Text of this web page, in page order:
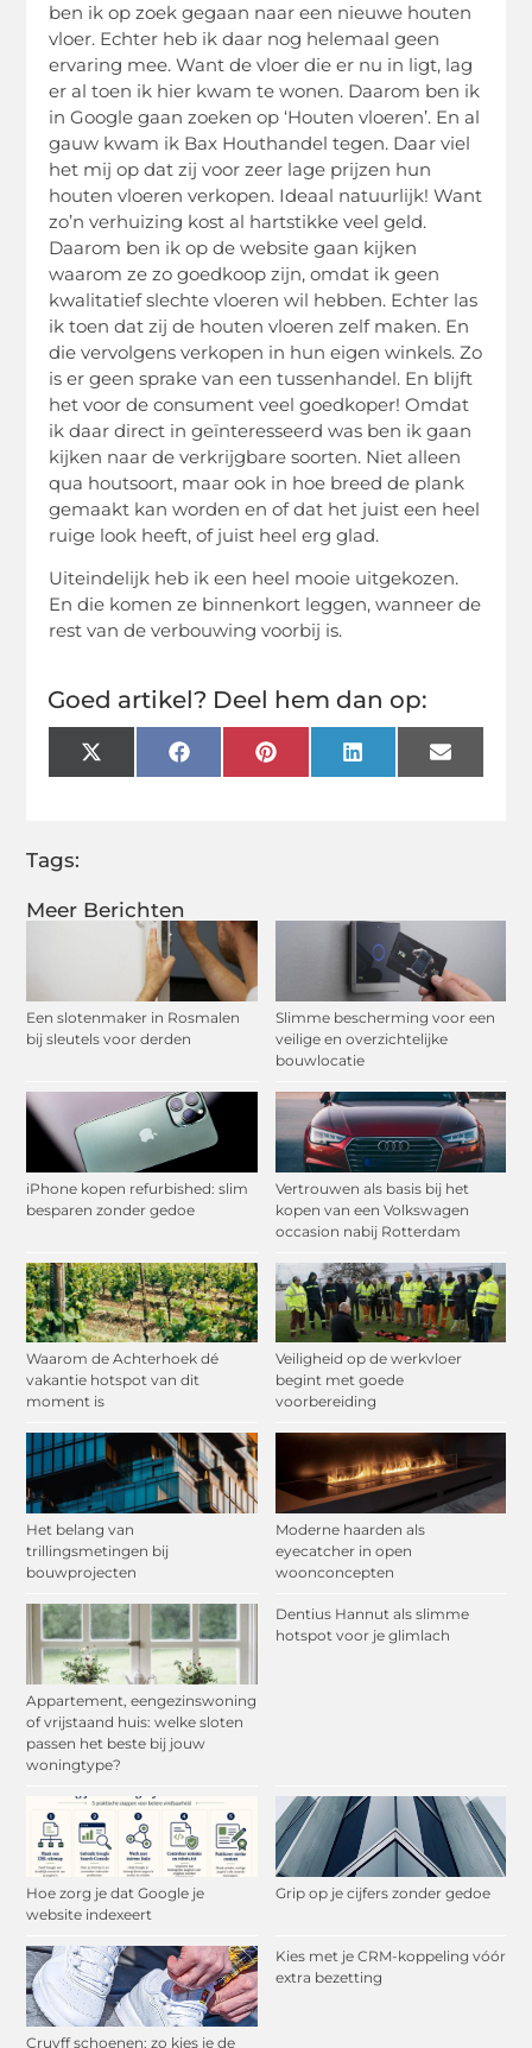
Meer Berichten
Een slotenmaker in Rosmalen
bij sleutels voor derden
Slimme bescherming voor een
veilige en overzichtelijke
bouwlocatie
iPhone kopen refurbished: slim
besparen zonder gedoe
Vertrouwen als basis bij het
kopen van een Volkswagen
occasion nabij Rotterdam
Waarom de Achterhoek dé
vakantie hotspot van dit
moment is
Veiligheid op de werkvloer
begint met goede
voorbereiding
Het belang van
trillingsmetingen bij
bouwprojecten
Moderne haarden als
eyecatcher in open
woonconcepten
Appartement, eengezinswoning
of vrijstaand huis: welke sloten
passen het beste bij jouw
woningtype?
Dentius Hannut als slimme
hotspot voor je glimlach
Hoe zorg je dat Google je
website indexeert
Grip op je cijfers zonder gedoe
Cruyff schoenen: zo kies je de
Kies met je CRM-koppeling vóór
extra bezetting
ben ik op zoek gegaan naar een nieuwe houten
vloer. Echter heb ik daar nog helemaal geen
ervaring mee. Want de vloer die er nu in ligt, lag
er al toen ik hier kwam te wonen. Daarom ben ik
in Google gaan zoeken op ‘Houten vloeren’. En al
gauw kwam ik Bax Houthandel tegen. Daar viel
het mij op dat zij voor zeer lage prijzen hun
houten vloeren verkopen. Ideaal natuurlijk! Want
zo’n verhuizing kost al hartstikke veel geld.
Daarom ben ik op de website gaan kijken
waarom ze zo goedkoop zijn, omdat ik geen
kwalitatief slechte vloeren wil hebben. Echter las
ik toen dat zij de houten vloeren zelf maken. En
die vervolgens verkopen in hun eigen winkels. Zo
is er geen sprake van een tussenhandel. En blijft
het voor de consument veel goedkoper! Omdat
ik daar direct in geïnteresseerd was ben ik gaan
kijken naar de verkrijgbare soorten. Niet alleen
qua houtsoort, maar ook in hoe breed de plank
gemaakt kan worden en of dat het juist een heel
ruige look heeft, of juist heel erg glad.
Uiteindelijk heb ik een heel mooie uitgekozen.
En die komen ze binnenkort leggen, wanneer de
rest van de verbouwing voorbij is.
Goed artikel? Deel hem dan op:
X
(Twitter)
FacebookPinterestLinkedInEmail
Tags: